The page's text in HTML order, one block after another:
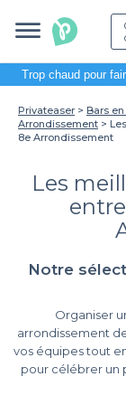
Trop chaud pour
Privateaser Bars
Arrondissement
8e Arrondissement
Les
Notre
Organiser
arrondissement
vos équipes tout
pour célébrer un
cadre